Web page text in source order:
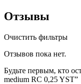
Отзывы
Очистить фильтры
Отзывов пока нет.
Будьте первым, кто
medium RC 0,25 YST”